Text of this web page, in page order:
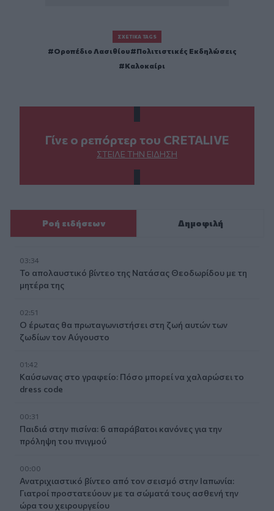
ΣΧΕΤΙΚΆ TAGS
Οροπέδιο Λασιθίου
Πολιτιστικές Εκδηλώσεις
Καλοκαίρι
Γίνε ο ρεπόρτερ του CRETALIVE
ΣΤΕΊΛΕ ΤΗΝ ΕΊΔΗΣΗ
Ροή ειδήσεων Δημοφιλή
03:34
Το απολαυστικό βίντεο της Νατάσας Θεοδωρίδου με τη
μητέρα της
02:51
Ο έρωτας θα πρωταγωνιστήσει στη ζωή αυτών των
ζωδίων τον Αύγουστο
01:42
Καύσωνας στο γραφείο: Πόσο μπορεί να χαλαρώσει το
dress code
00:31
Παιδιά στην πισίνα: 6 απαράβατοι κανόνες για την
πρόληψη του πνιγμού
00:00
Ανατριχιαστικό βίντεο από τον σεισμό στην Ιαπωνία:
Γιατροί προστατεύουν με τα σώματά τους ασθενή την
ώρα του χειρουργείου